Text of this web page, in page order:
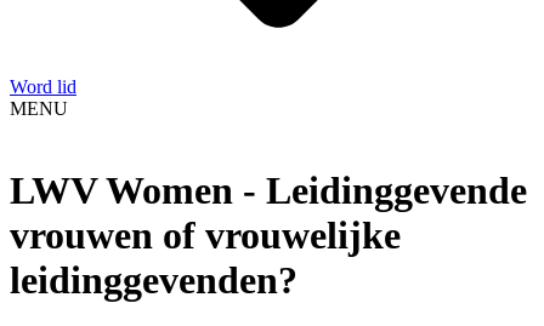
Word lid
MENU
LWV Women - Leidinggevende
vrouwen of vrouwelijke
leidinggevenden?